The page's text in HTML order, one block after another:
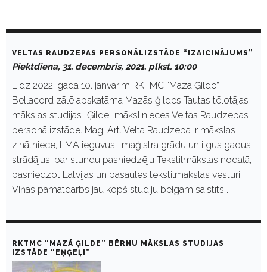
o
D
e
e
m
1
VELTAS RAUDZEPAS PERSONĀLIZSTĀDE “IZAICINĀJUMS”
Piektdiena, 31. decembris, 2021. plkst. 10:00
Līdz 2022. gada 10. janvārim RKTMC “Mazā Ģilde”
Bellacord zālē apskatāma Mazās ģildes Tautas tēlotājas
mākslas studijas “Ģilde” mākslinieces Veltas Raudzepas
personālizstāde. Mag. Art. Velta Raudzepa ir mākslas
zinātniece, LMA ieguvusi maģistra grādu un ilgus gadus
strādājusi par stundu pasniedzēju Tekstilmākslas nodaļā,
pasniedzot Latvijas un pasaules tekstilmākslas vēsturi.
Viņas pamatdarbs jau kopš studiju beigām saistīts…
RKTMC “MAZĀ ĢILDE” BĒRNU MĀKSLAS STUDIJAS
IZSTĀDE “EŅĢEĻI”